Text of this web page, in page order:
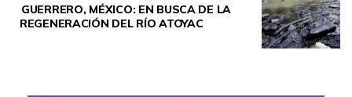
GUERRERO, MÉXICO: EN BUSCA DE LA
REGENERACIÓN DEL RÍO ATOYAC